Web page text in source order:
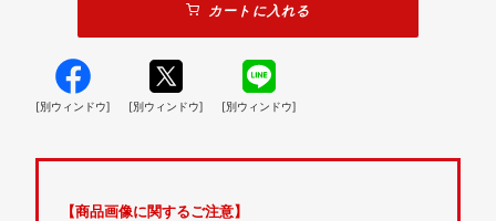
カートに入れる
[別ウィンドウ] [別ウィンドウ] [別ウィンドウ]
【商品画像に関するご注意】